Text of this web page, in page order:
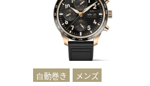
⾃動巻き
メンズ